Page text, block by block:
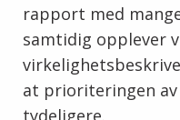
rapport med
samtidig opplever
at prioriteringen
tydeligere.